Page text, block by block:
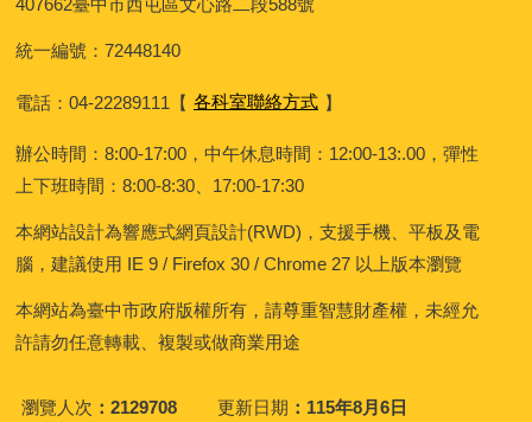
統一編號：72448140
電話：04-22289111 【 各科室聯絡方式 】
辦公時間：8:00-17:00，中午休息時間：12:00-13:.00，彈性
上下班時間：8:00-8:30、17:00-17:30
本網站設計為響應式網頁設計(RWD)，支援手機、平板及電
腦，建議使用 IE 9 / Firefox 30 / Chrome 27 以上版本瀏覽
本網站為臺中市政府版權所有，請尊重智慧財產權，未經允
許請勿任意轉載、複製或做商業用途
瀏覽人次 2129708 更新日期 115年8月6日